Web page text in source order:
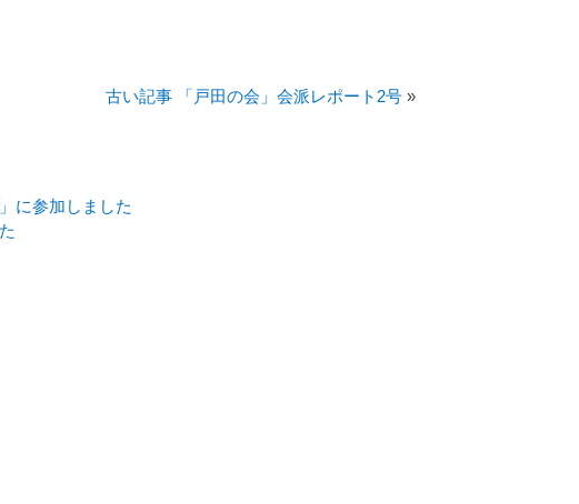
古い記事 「戸田の会」会派レポート2号 »
に参加しました